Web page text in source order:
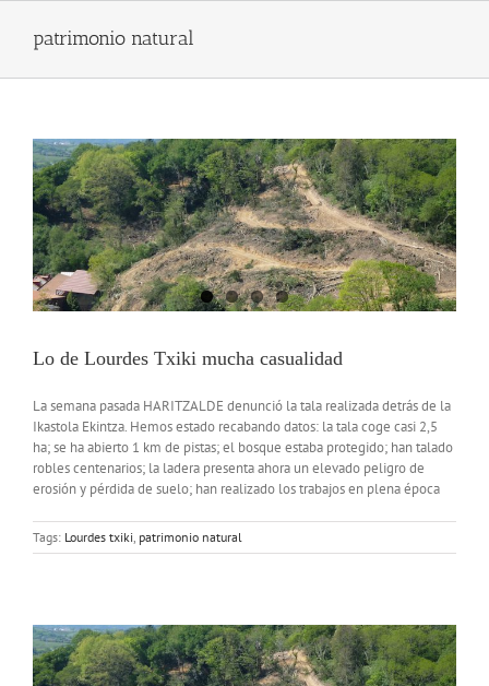
content
patrimonio natural
Lo de Lourdes Txiki mucha casualidad
La semana pasada HARITZALDE denunció la tala realizada detrás de la
Ikastola Ekintza. Hemos estado recabando datos: la tala coge casi 2,5
ha; se ha abierto 1 km de pistas; el bosque estaba protegido; han talado
robles centenarios; la ladera presenta ahora un elevado peligro de
erosión y pérdida de suelo; han realizado los trabajos en plena época
Tags: Lourdes txiki patrimonio natural